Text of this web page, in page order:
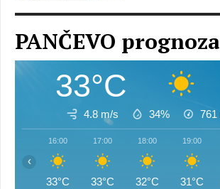
PANČEVO prognoza
33°C
4.8 m/s 34% 761
16:00
33°C
17:00
33°C
18:00
32°C
19:00
31°C
‹